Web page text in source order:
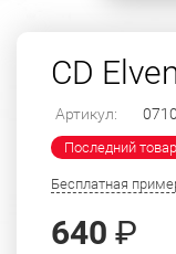
CD
Артикул:
Последний
Бесплатная
640 ₽